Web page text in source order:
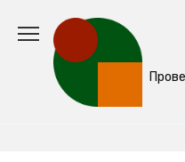
содержанию